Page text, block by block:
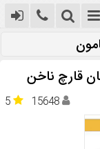
قارچ ناخن
5 15648